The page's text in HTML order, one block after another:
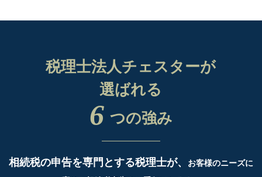
税理士法人チェスターが
選ばれる
6 つの強み
相続税の申告を専門とする税理士が、
お客様のニーズに